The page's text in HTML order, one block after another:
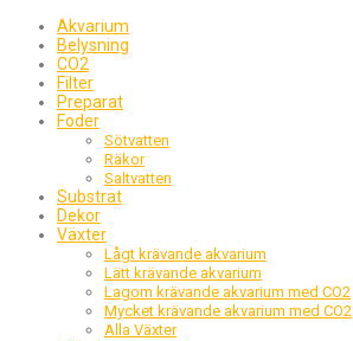
Akvarium
Belysning
CO2
Filter
Preparat
Foder
Sötvatten
Räkor
Saltvatten
Substrat
Dekor
Växter
Lågt krävande akvarium
Lätt krävande akvarium
Lagom krävande akvarium med CO2
Mycket krävande akvarium med CO2
Alla Växter